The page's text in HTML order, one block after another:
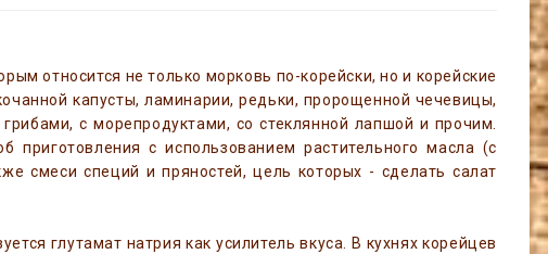
относится не только морковь по-корейски, но и корейские
капусты, ламинарии, редьки, пророщенной чечевицы,
с морепродуктами, со стеклянной лапшой и прочим.
приготовления с использованием растительного масла (с
смеси специй и пряностей, цель которых - сделать салат
глутамат натрия как усилитель вкуса. В кухнях корейцев